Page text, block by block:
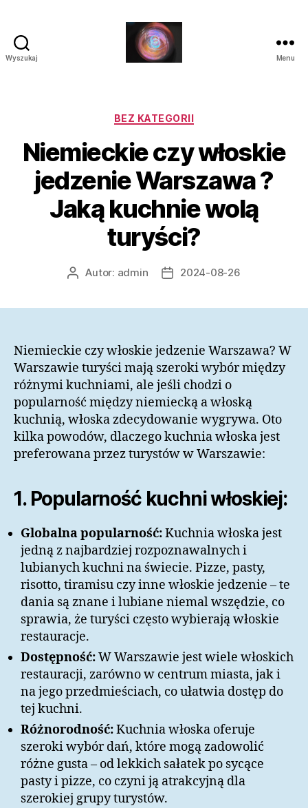
Wyszukaj Menu
Kategorie
BEZ KATEGORII
Niemieckie czy włoskie
jedzenie Warszawa ?
Jaką kuchnie wolą
turyści?
AutorAutor: admin
Data2024-08-26
Niemieckie czy włoskie jedzenie Warszawa? W
Warszawie turyści mają szeroki wybór między
różnymi kuchniami, ale jeśli chodzi o
popularność między niemiecką a włoską
kuchnią, włoska zdecydowanie wygrywa. Oto
kilka powodów, dlaczego kuchnia włoska jest
preferowana przez turystów w Warszawie:
1. Popularność kuchni włoskiej:
Globalna popularność:Kuchnia włoska jest
jedną z najbardziej rozpoznawalnych i
lubianych kuchni na świecie. Pizze, pasty,
risotto, tiramisu czy inne włoskie jedzenie – te
dania są znane i lubiane niemal wszędzie, co
sprawia, że turyści często wybierają włoskie
restauracje.
Dostępność:W Warszawie jest wiele włoskich
restauracji, zarówno w centrum miasta, jak i
na jego przedmieściach, co ułatwia dostęp do
tej kuchni.
Różnorodność:Kuchnia włoska oferuje
szeroki wybór dań, które mogą zadowolić
różne gusta – od lekkich sałatek po sycące
pasty i pizze, co czyni ją atrakcyjną dla
szerokiej grupy turystów.